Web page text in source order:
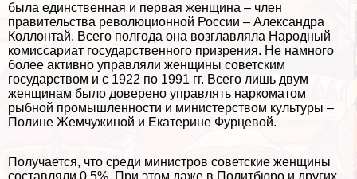
была единственная и первая женщина – члeн
правительства революционной России – Александра
Коллонтай. Всего полгода она возглавляла Народный
комиссариат государственного призрения. Не намного
более активно управляли женщины советским
государством и с 1922 по 1991 гг. Всего лишь двум
женщинам было доверено управлять наркоматом
рыбной промышленности и министерством культуры –
Полине Жемчужиной и Екатерине Фурцевой.
Получается, что среди министров советские женщины